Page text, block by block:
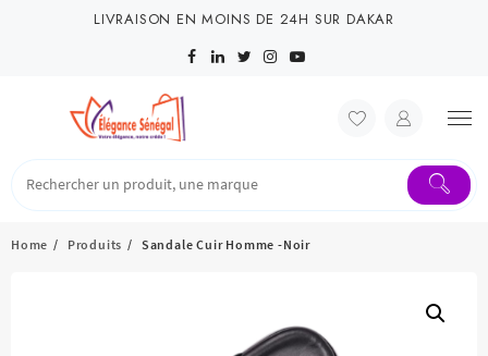
LIVRAISON EN MOINS DE 24H SUR DAKAR
Home Produits Sandale Cuir Homme -Noir